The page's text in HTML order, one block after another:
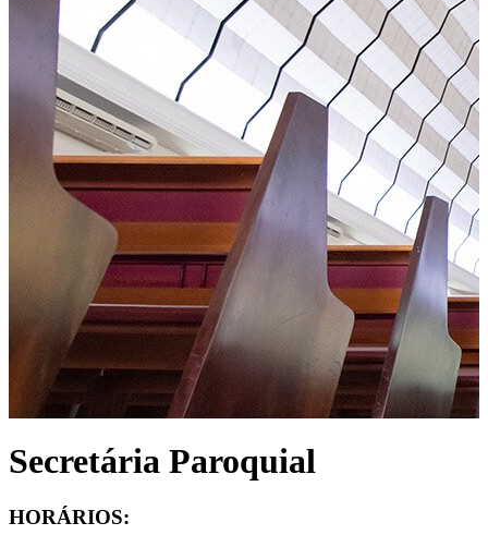
Secretária Paroquial
HORÁRIOS: